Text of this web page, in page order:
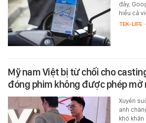
đây,
hiểu cả
TEK-LIFE
Mỹ nam Việt bị từ chối cho
đóng phim không được phép mở
Xuyên
anh
khó